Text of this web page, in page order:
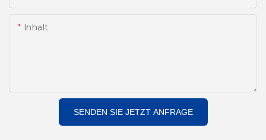
Inhalt
SENDEN SIE JETZT ANFRAGE